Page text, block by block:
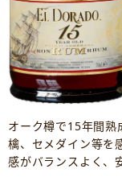
オーク樽で15年間熟
檎、セメダイン等を
感がバランスよく、